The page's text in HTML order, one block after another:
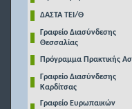
ΔΑΣΤΑ ΤΕΙ/Θ
Γραφείο Διασύνδεσης
Θεσσαλίας
Πρόγραμμα Πρακτικής
Γραφείο Διασύνδεσης
Καρδίτσας
Γραφείο Ευρωπαικών